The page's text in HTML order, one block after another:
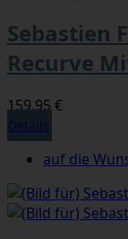
Sebastien
Recurve
159,95 €
Details
auf die